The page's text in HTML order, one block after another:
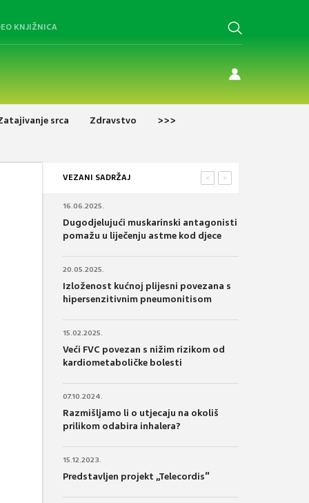
KNJIŽNICA
srca Zdravstvo >>>
VEZANI SADRŽAJ >
<
16.06.2025.
Dugodjelujući muskarinski antagonisti
pomažu u liječenju astme kod djece
20.05.2025.
Izloženost kućnoj plijesni povezana s
hipersenzitivnim pneumonitisom
15.02.2025.
Veći FVC povezan s nižim rizikom od
kardiometaboličke bolesti
07.10.2024.
Razmišljamo li o utjecaju na okoliš
prilikom odabira inhalera?
15.12.2023.
Predstavljen projekt „Telecordis“